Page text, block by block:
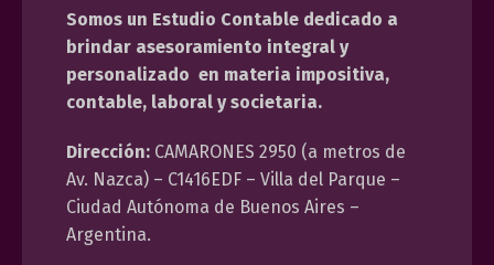
Somos un Estudio Contable dedicado a
brindar asesoramiento integral y
personalizado en materia impositiva,
contable, laboral y societaria.
Dirección: CAMARONES 2950 (a metros de
Av. Nazca) – C1416EDF – Villa del Parque –
Ciudad Autónoma de Buenos Aires –
Argentina.